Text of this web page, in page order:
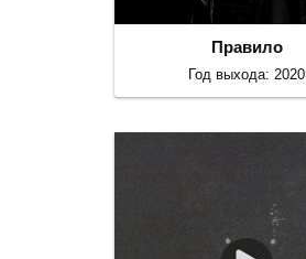
Правило
Год выхода: 2020